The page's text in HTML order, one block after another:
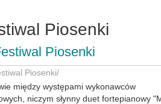
Piosenki
Piosenki
Piosenki/
między występami wykonawców
niczym słynny duet fortepianowy